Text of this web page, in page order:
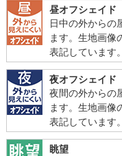
昼オフシェイド
日中の外からの
ます。生地画像
表記しています。
夜オフシェイド
夜間の外からの
ます。生地画像
表記しています。
眺望